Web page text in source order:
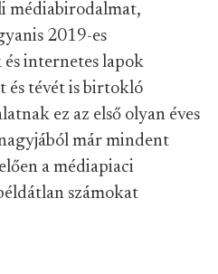
médiabirodalmat,
2019-es
és internetes lapok
és tévét is birtokló
ez az első olyan éves
már mindent
a médiapiaci
számokat